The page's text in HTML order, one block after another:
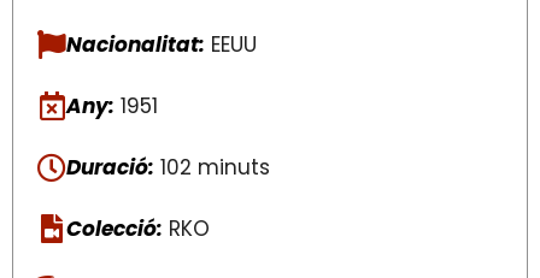
Nacionalitat: EEUU
Any: 1951
Duració: 102 minuts
Colecció: RKO